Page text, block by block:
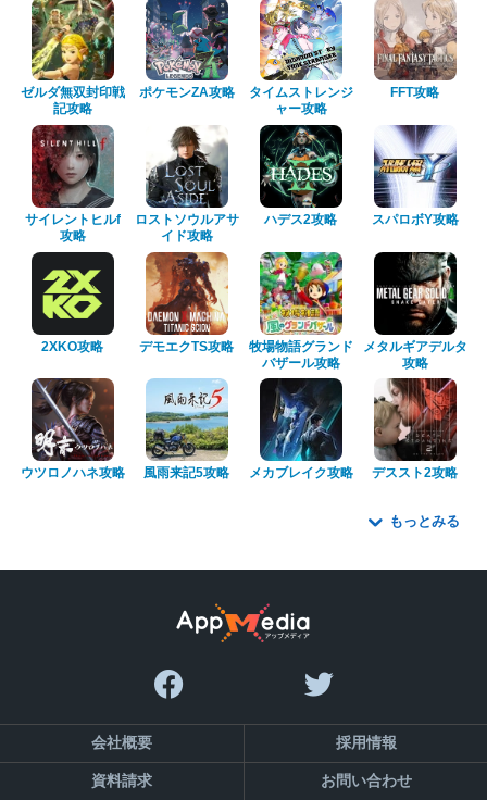
ゼルダ無双封印戦
記攻略
ポケモンZA攻略
タイムストレンジ
ャー攻略
FFT攻略
サイレントヒルf
攻略
ロストソウルアサ
イド攻略
ハデス2攻略 スパロボY攻略
2XKO攻略 デモエクTS攻略
牧場物語グランド
バザール攻略
メタルギアデルタ
攻略
ウツロノハネ攻略 風雨来記5攻略 メカブレイク攻略 デススト2攻略
もっとみる
会社概要 採用情報
資料請求 お問い合わせ